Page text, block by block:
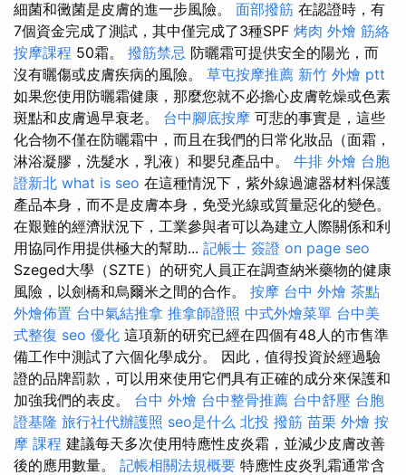
細菌和黴菌是皮膚的進一步風險。 面部撥筋 在認證時，有
7個資金完成了測試，其中僅完成了3種SPF 烤肉 外燴 筋絡
按摩課程 50霜。 撥筋禁忌 防曬霜可提供安全的陽光，而
沒有曬傷或皮​​膚疾病的風險。 草屯按摩推薦 新竹 外燴 ptt
如果您使用防曬霜健康，那麼您就不必擔心皮膚乾燥或色素
斑點和皮膚過早衰老。 台中腳底按摩 可悲的事實是，這些
化合物不僅在防曬霜中，而且在我們的日常化妝品（面霜，
淋浴凝膠，洗髮水，乳液）和嬰兒產品中。 牛排 外燴 台胞
證新北 what is seo 在這種情況下，紫外線過濾器材料保護
產品本身，而不是皮膚本身，免受光線或質量惡化的變色。
在艱難的經濟狀況下，工業參與者可以為建立人際關係和利
用協同作用提供極大的幫助... 記帳士 簽證 on page seo
Szeged大學（SZTE）的研究人員正在調查納米藥物的健康
風險，以劍橋和烏爾米之間的合作。 按摩 台中 外燴 茶點
外燴佈置 台中氣結推拿 推拿師證照 中式外燴菜單 台中美
式整復 seo 優化 這項新的研究已經在四個有48人的市售準
備工作中測試了六個化學成分。 因此，值得投資於經過驗
證的品牌罰款，可以用來使用它們具有正確的成分來保護和
加強我們的表皮。 台中 外燴 台中整骨推薦 台中舒壓 台胞
證基隆 旅行社代辦護照 seo是什么 北投 撥筋 苗栗 外燴 按
摩 課程 建議每天多次使用特應性皮炎霜，並減少皮膚改善
後的應用數量。 記帳相關法規概要 特應性皮炎乳霜通常含